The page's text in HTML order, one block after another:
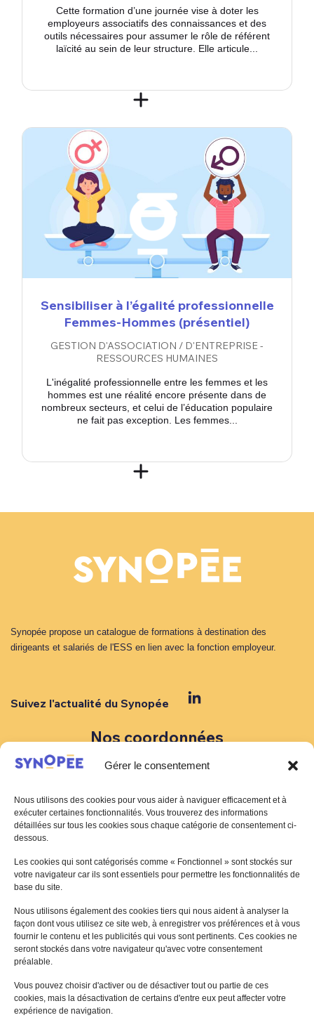
Gérer le consentement
Nous utilisons des cookies pour vous aider à naviguer efficacement et à
exécuter certaines fonctionnalités. Vous trouverez des informations
détaillées sur tous les cookies sous chaque catégorie de consentement ci-
dessous.
Les cookies qui sont catégorisés comme « Fonctionnel » sont stockés sur
votre navigateur car ils sont essentiels pour permettre les fonctionnalités de
base du site.
Nous utilisons également des cookies tiers qui nous aident à analyser la
façon dont vous utilisez ce site web, à enregistrer vos préférences et à vous
fournir le contenu et les publicités qui vous sont pertinents. Ces cookies ne
seront stockés dans votre navigateur qu'avec votre consentement
préalable.
Vous pouvez choisir d'activer ou de désactiver tout ou partie de ces
cookies, mais la désactivation de certains d'entre eux peut affecter votre
expérience de navigation.
Cette formation d’une journée vise à doter les
employeurs associatifs des connaissances et des
outils nécessaires pour assumer le rôle de référent
laïcité au sein de leur structure. Elle articule...
Sensibiliser à l’égalité professionnelle
Femmes-Hommes (présentiel)
GESTION D'ASSOCIATION / D'ENTREPRISE -
RESSOURCES HUMAINES
L'inégalité professionnelle entre les femmes et les
hommes est une réalité encore présente dans de
nombreux secteurs, et celui de l’éducation populaire
ne fait pas exception. Les femmes...
Synopée propose un catalogue de formations à destination des
dirigeants et salariés de l'ESS en lien avec la fonction employeur.
Suivez l'actualité du Synopée
Nos coordonnées
88 Rue Marcel Bourdarias
01 41 79 59 66
contact@synopee.org